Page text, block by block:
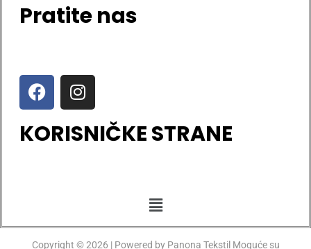
Pratite nas
KORISNIČKE STRANE
Copyright © 2026 | Powered by Panona Tekstil Moguće su